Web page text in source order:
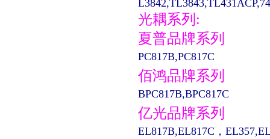
光耦系列:
夏普品牌系列
PC817B,PC817C
佰鸿品牌系列
BPC817B,BPC817C
亿光品牌系列
EL817B,EL817C，